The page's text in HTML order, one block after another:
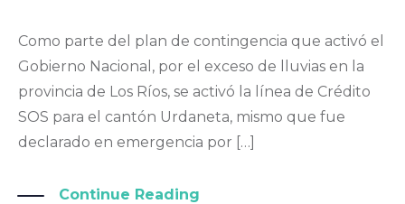
Como parte del plan de contingencia que activó el
Gobierno Nacional, por el exceso de lluvias en la
provincia de Los Ríos, se activó la línea de Crédito
SOS para el cantón Urdaneta, mismo que fue
declarado en emergencia por […]
Continue Reading